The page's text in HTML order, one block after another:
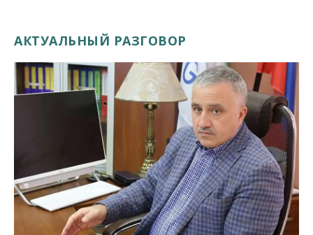
АКТУАЛЬНЫЙ РАЗГОВОР